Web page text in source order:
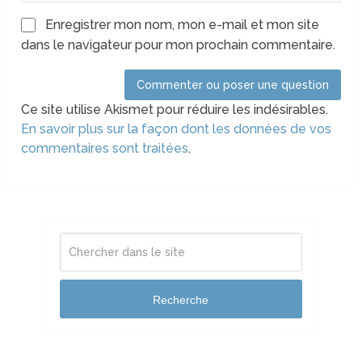
Enregistrer mon nom, mon e-mail et mon site
dans le navigateur pour mon prochain commentaire.
Ce site utilise Akismet pour réduire les indésirables.
En savoir plus sur la façon dont les données de vos
commentaires sont traitées.
Recherche